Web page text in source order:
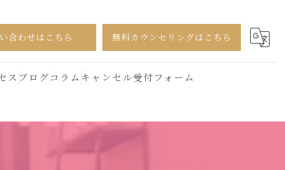
合わせはこちら 無料カウンセリングはこちら
ス ブログコラム キャンセル受付フォーム